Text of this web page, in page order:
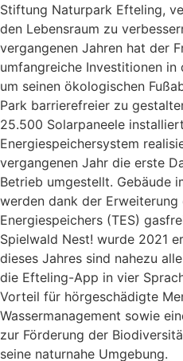
Stiftung Naturpark Efteling,
den Lebensraum zu
vergangenen Jahren hat der
umfangreiche Investitionen
um seinen ökologischen
Park barrierefreier zu
25.500 Solarpaneele
Energiespeichersystem
vergangenen Jahr die erste
Betrieb umgestellt. Gebäude
werden dank der Erweiterung
Energiespeichers (TES)
Spielwald Nest! wurde 2021
dieses Jahres sind nahezu
die Efteling-App in vier
Vorteil für hörgeschädigte
Wassermanagement sowie
zur Förderung der
seine naturnahe Umgebung.